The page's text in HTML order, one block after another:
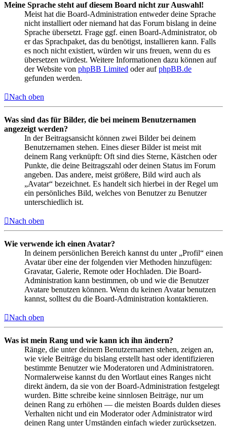
Meine Sprache steht auf diesem Board nicht zur Auswahl!
Meist hat die Board-Administration entweder deine Sprache
nicht installiert oder niemand hat das Forum bislang in deine
Sprache übersetzt. Frage ggf. einen Board-Administrator, ob
er das Sprachpaket, das du benötigst, installieren kann. Falls
es noch nicht existiert, würden wir uns freuen, wenn du es
übersetzen würdest. Weitere Informationen dazu können auf
der Website von phpBB Limited oder aufphpBB.de
gefunden werden.
Nach oben
Was sind das für Bilder, die bei meinem Benutzernamen
angezeigt werden?
In der Beitragsansicht können zwei Bilder bei deinem
Benutzernamen stehen. Eines dieser Bilder ist meist mit
deinem Rang verknüpft: Oft sind dies Sterne, Kästchen oder
Punkte, die deine Beitragszahl oder deinen Status im Forum
angeben. Das andere, meist größere, Bild wird auch als
„Avatar“ bezeichnet. Es handelt sich hierbei in der Regel um
ein persönliches Bild, welches von Benutzer zu Benutzer
unterschiedlich ist.
Nach oben
Wie verwende ich einen Avatar?
In deinem persönlichen Bereich kannst du unter „Profil“ einen
Avatar über eine der folgenden vier Methoden hinzufügen:
Gravatar, Galerie, Remote oder Hochladen. Die Board-
Administration kann bestimmen, ob und wie die Benutzer
Avatare benutzen können. Wenn du keinen Avatar benutzen
kannst, solltest du die Board-Administration kontaktieren.
Nach oben
Was ist mein Rang und wie kann ich ihn ändern?
Ränge, die unter deinem Benutzernamen stehen, zeigen an,
wie viele Beiträge du bislang erstellt hast oder identifizieren
bestimmte Benutzer wie Moderatoren und Administratoren.
Normalerweise kannst du den Wortlaut eines Ranges nicht
direkt ändern, da sie von der Board-Administration festgelegt
wurden. Bitte schreibe keine sinnlosen Beiträge, nur um
deinen Rang zu erhöhen — die meisten Boards dulden dieses
Verhalten nicht und ein Moderator oder Administrator wird
deinen Rang unter Umständen einfach wieder zurücksetzen.